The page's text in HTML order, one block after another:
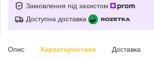
Замовлення під захистом
Доступна доставка
Опис Характеристики Доставка